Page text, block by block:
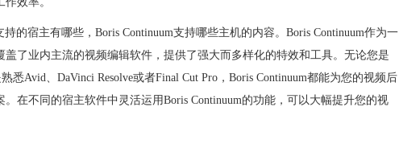
持的宿主有哪些，Boris Continuum支持哪些主机的内容。Boris Continuum作为一
了业内主流的视频编辑软件，提供了强大而多样化的特效和工具。无论您是
悉Avid、DaVinci Resolve或者Final Cut Pro，Boris Continuum都能为您的视频后
在不同的宿主软件中灵活运用Boris Continuum的功能，可以大幅提升您的视